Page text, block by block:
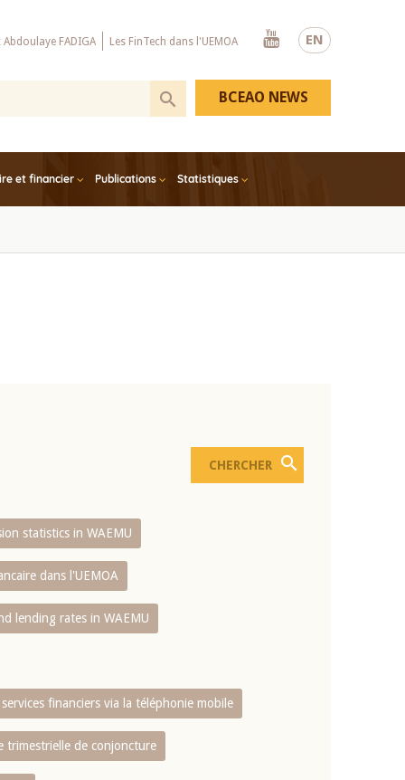
EN
Abdoulaye FADIGA Les FinTech dans l'UEMOA
Youtube
et financier Publications Statistiques
BCEAO NEWS
statistics in WAEMU
dans l'UEMOA
lending rates in WAEMU
financiers via la téléphonie mobile
trimestrielle de conjoncture